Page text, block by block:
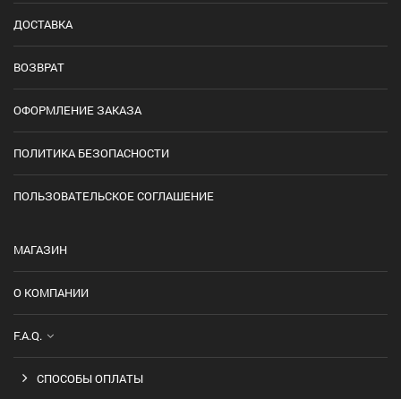
ДОСТАВКА
ВОЗВРАТ
ОФОРМЛЕНИЕ ЗАКАЗА
ПОЛИТИКА БЕЗОПАСНОСТИ
ПОЛЬЗОВАТЕЛЬСКОЕ СОГЛАШЕНИЕ
МАГАЗИН
О КОМПАНИИ
F.A.Q.
СПОСОБЫ ОПЛАТЫ